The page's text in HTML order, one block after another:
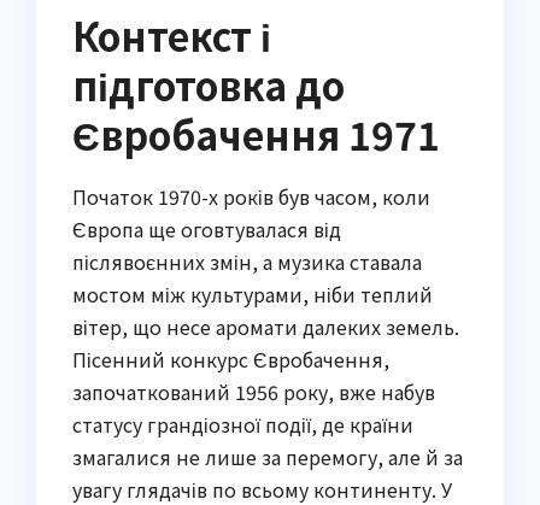
Контекст і
підготовка до
Євробачення 1971
Початок 1970-х років був часом, коли
Європа ще оговтувалася від
післявоєнних змін, а музика ставала
мостом між культурами, ніби теплий
вітер, що несе аромати далеких земель.
Пісенний конкурс Євробачення,
започаткований 1956 року, вже набув
статусу грандіозної події, де країни
змагалися не лише за перемогу, але й за
увагу глядачів по всьому континенту. У